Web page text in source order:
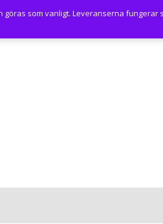
som vanligt. Leveranserna fungerar